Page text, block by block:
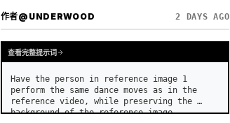
作者@UNDERWOOD 2 DAYS AGO
查看完整提示词
Have the person in reference image 1
perform the same dance moves as in the
reference video, while preserving the
background of the reference image.